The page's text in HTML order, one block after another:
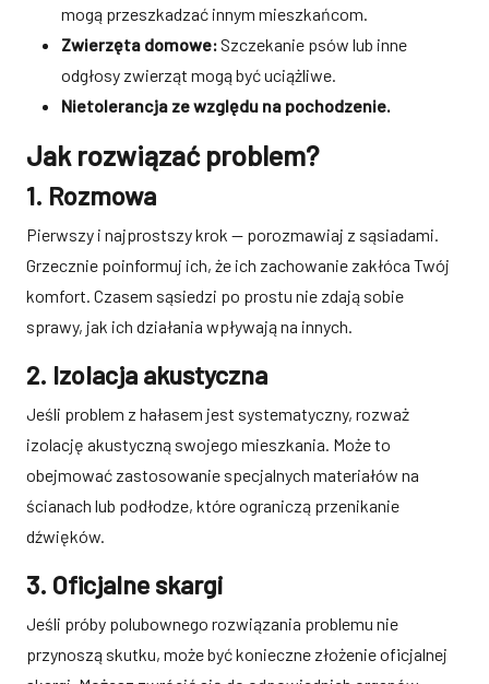
mogą przeszkadzać innym mieszkańcom.
Zwierzęta domowe: Szczekanie psów lub inne
odgłosy zwierząt mogą być uciążliwe.
Nietolerancja ze względu na pochodzenie.
Jak rozwiązać problem?
1. Rozmowa
Pierwszy i najprostszy krok — porozmawiaj z sąsiadami.
Grzecznie poinformuj ich, że ich zachowanie zakłóca Twój
komfort. Czasem sąsiedzi po prostu nie zdają sobie
sprawy, jak ich działania wpływają na innych.
2. Izolacja akustyczna
Jeśli problem z hałasem jest systematyczny, rozważ
izolację akustyczną swojego mieszkania. Może to
obejmować zastosowanie specjalnych materiałów na
ścianach lub podłodze, które ograniczą przenikanie
dźwięków.
3. Oficjalne skargi
Jeśli próby polubownego rozwiązania problemu nie
przynoszą skutku, może być konieczne złożenie oficjalnej